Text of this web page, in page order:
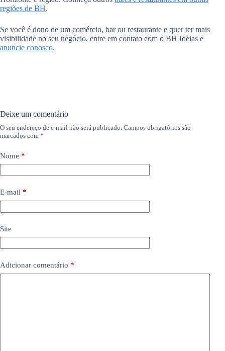
regiões de BH.
Se você é dono de um comércio, bar ou restaurante e quer ter mais
visibilidade no seu negócio, entre em contato com o BH Ideias e
anuncie conosco.
Deixe um comentário
O seu endereço de e-mail não será publicado. Campos obrigatórios são
marcados com *
Nome *
E-mail *
Site
Adicionar comentário *